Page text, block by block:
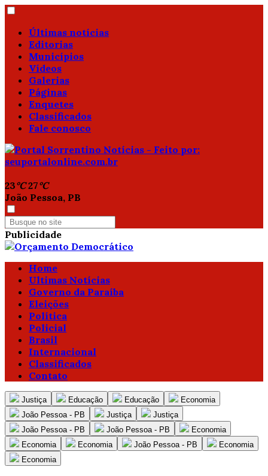
Últimas notícias
Editorias
Municípios
Vídeos
Galerias
Páginas
Enquetes
Classificados
Fale conosco
23°C 27°C
João Pessoa, PB
Publicidade
Home
Ultimas Notícias
Governo da Paraíba
Eleições
Política
Policial
Brasil
Internacional
Classificados
Contato
Justiça Educação Educação
Economia
João Pessoa - PB
Justiça
Justiça
João Pessoa - PB
João Pessoa - PB
Economia
Economia
Economia João Pessoa - PB
Economia
Economia